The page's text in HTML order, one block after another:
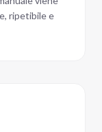
ripetibile e